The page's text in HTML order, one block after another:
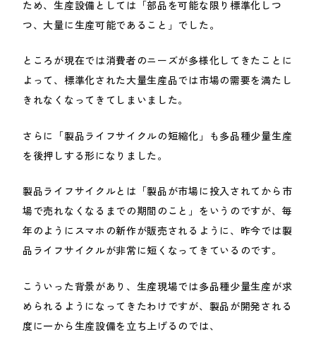
ため、生産設備としては「部品を可能な限り標準化しつ
つ、大量に生産可能であること」でした。
ところが現在では消費者のニーズが多様化してきたことに
よって、標準化された大量生産品では市場の需要を満たし
きれなくなってきてしまいました。
さらに「製品ライフサイクルの短縮化」も多品種少量生産
を後押しする形になりました。
製品ライフサイクルとは「製品が市場に投入されてから市
場で売れなくなるまでの期間のこと」をいうのですが、毎
年のようにスマホの新作が販売されるように、昨今では製
品ライフサイクルが非常に短くなってきているのです。
こういった背景があり、生産現場では多品種少量生産が求
められるようになってきたわけですが、製品が開発される
度に一から生産設備を立ち上げるのでは、